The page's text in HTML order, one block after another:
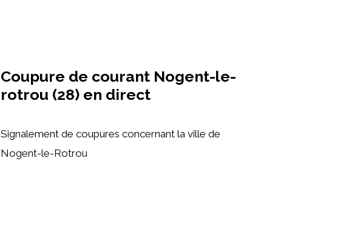
Coupure de courant Nogent-le-
rotrou (28) en direct
Signalement de coupures concernant la ville de
Nogent-le-Rotrou